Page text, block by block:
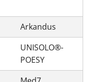
Arkandus
UNISOLO®-
POESY